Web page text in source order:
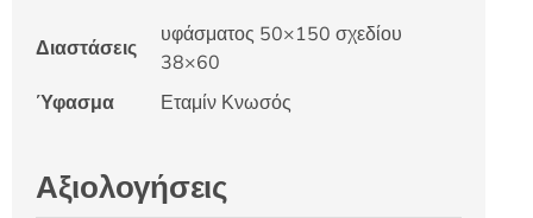
Διαστάσεις
υφάσματος 50×150 σχεδίου
38×60
Ύφασμα
Εταμίν Κνωσός
Αξιολογήσεις